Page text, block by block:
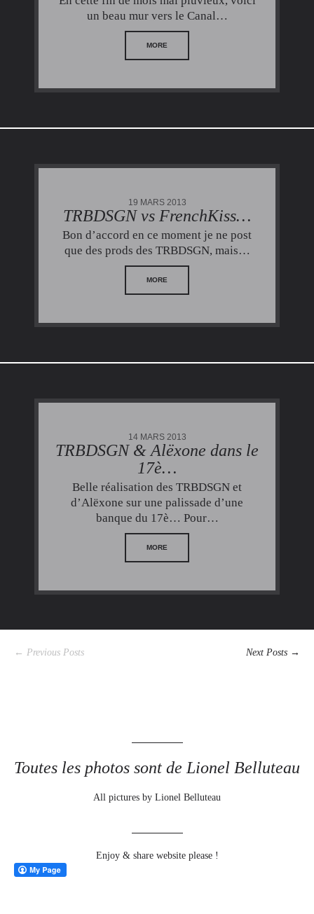
un beau mur vers le Canal…
MORE
19 MARS 2013
TRBDSGN vs FrenchKiss…
Bon d’accord en ce moment je ne post
que des prods des TRBDSGN, mais…
MORE
14 MARS 2013
TRBDSGN & Alëxone dans le
17è…
Belle réalisation des TRBDSGN et
d’Alëxone sur une palissade d’une
banque du 17è… Pour…
MORE
← Previous Posts Next Posts →
Toutes les photos sont de Lionel Belluteau
All pictures by Lionel Belluteau
Enjoy & share website please !